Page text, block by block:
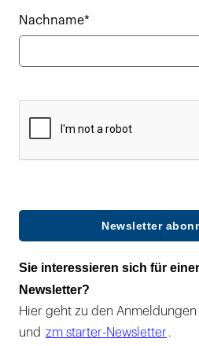
Nachname*
Newsletter
Sie interessieren sich für
Newsletter?
Hier geht zu den Anmeldungen
und zm starter-Newsletter .